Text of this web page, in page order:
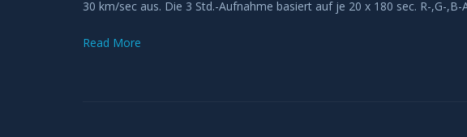
30 km/sec aus. Die 3 Std.-Aufnahme basiert auf je 20 x 180 sec. R-,G-
Read More